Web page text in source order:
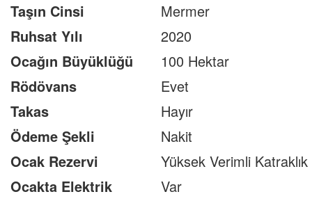
Taşın Cinsi
Mermer
Ruhsat Yılı
2020
Ocağın Büyüklüğü
100 Hektar
Rödövans
Evet
Takas
Hayır
Ödeme Şekli
Nakit
Ocak Rezervi
Yüksek Verimli
Ocakta Elektrik
Var